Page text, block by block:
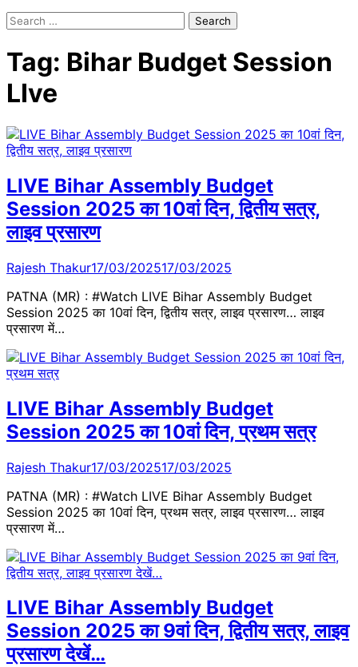
Search
Tag: Bihar Budget Session
LIve
LIVE Bihar Assembly Budget
Session 2025 का 10वां दिन, द्वितीय सत्र,
लाइव प्रसारण
Rajesh Thakur17/03/202517/03/2025
PATNA (MR) : #Watch LIVE Bihar Assembly Budget
Session 2025 का 10वां दिन, द्वितीय सत्र, लाइव प्रसारण… लाइव
प्रसारण में…
LIVE Bihar Assembly Budget
Session 2025 का 10वां दिन, प्रथम सत्र
Rajesh Thakur17/03/202517/03/2025
PATNA (MR) : #Watch LIVE Bihar Assembly Budget
Session 2025 का 10वां दिन, प्रथम सत्र, लाइव प्रसारण… लाइव
प्रसारण में…
LIVE Bihar Assembly Budget
Session 2025 का 9वां दिन, द्वितीय सत्र, लाइव
प्रसारण देखें…